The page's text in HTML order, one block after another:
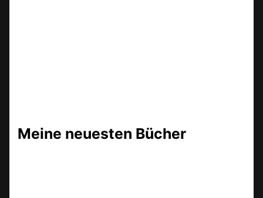
Meine neuesten Bücher